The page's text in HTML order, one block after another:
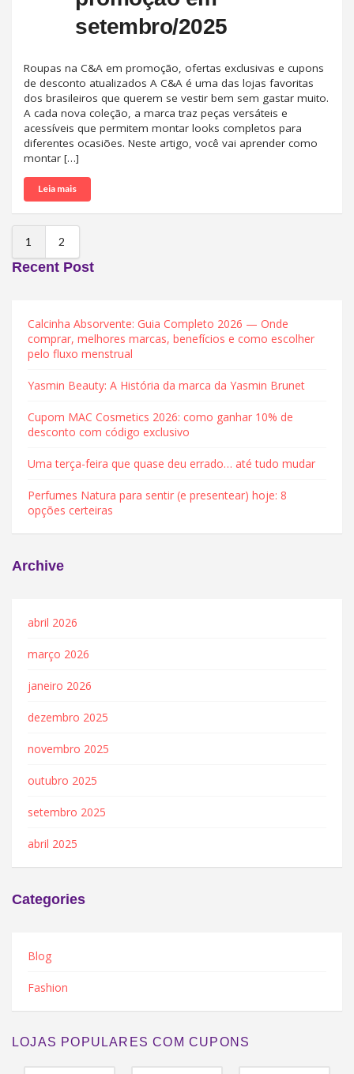
setembro/2025
Roupas na C&A em promoção, ofertas exclusivas e cupons
de desconto atualizados A C&A é uma das lojas favoritas
dos brasileiros que querem se vestir bem sem gastar muito.
A cada nova coleção, a marca traz peças versáteis e
acessíveis que permitem montar looks completos para
diferentes ocasiões. Neste artigo, você vai aprender como
montar […]
Leia mais
1 2
Recent Post
Calcinha Absorvente: Guia Completo 2026 — Onde
comprar, melhores marcas, benefícios e como escolher
pelo fluxo menstrual
Yasmin Beauty: A História da marca da Yasmin Brunet
Cupom MAC Cosmetics 2026: como ganhar 10% de
desconto com código exclusivo
Uma terça-feira que quase deu errado… até tudo mudar
Perfumes Natura para sentir (e presentear) hoje: 8
opções certeiras
Archive
abril 2026
março 2026
janeiro 2026
dezembro 2025
novembro 2025
outubro 2025
setembro 2025
abril 2025
Categories
Blog
Fashion
LOJAS POPULARES COM CUPONS